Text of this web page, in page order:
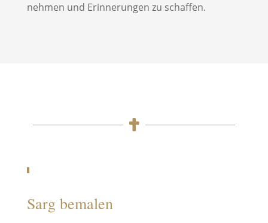
nehmen und Erinnerungen zu schaffen.

Sarg bemalen